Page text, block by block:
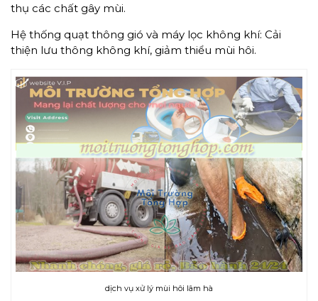
thụ các chất gây mùi.
Hệ thống quạt thông gió và máy lọc không khí: Cải
thiện lưu thông không khí, giảm thiểu mùi hôi.
dịch vụ xử lý mùi hôi lâm hà